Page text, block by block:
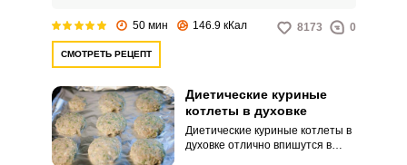
50 мин 146.9 кКал 8173 0
СМОТРЕТЬ РЕЦЕПТ
Диетические куриные
котлеты в духовке
Диетические куриные котлеты в
духовке отлично впишутся в